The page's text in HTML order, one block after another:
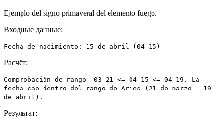
Ejemplo del signo primaveral del elemento fuego.
Входные данные:
Fecha de nacimiento: 15 de abril (04-15)
Расчёт:
Comprobación de rango: 03-21 <= 04-15 <= 04-19. La
fecha cae dentro del rango de Aries (21 de marzo - 19
de abril).
Результат: